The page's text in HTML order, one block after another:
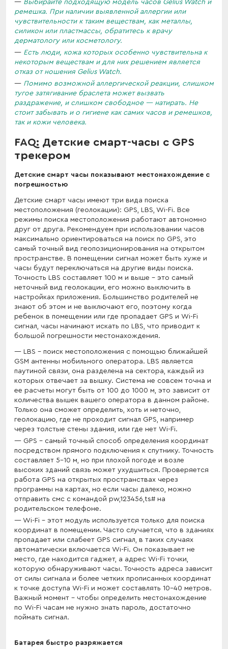
Выбирайте подходящую модель часов Gelius Watch и
ремешка. При наличии выявленной аллергии или
чувствительности к таким веществам, как металлы,
силикон или пластмассы, обратитесь к врачу
дерматологу или косметологу.
Есть люди, кожа которых особенно чувствительна к
некоторым веществам и для них решением является
отказ от ношения Gelius Watch.
Помимо возможной аллергической реакции, слишком
тугое затягивание браслета может вызвать
раздражение, и слишком свободное — натирать. Не
стоит забывать и о гигиене как самих часов и ремешков,
так и кожи человека.
FAQ: Детские смарт-часы с GPS
трекером
Детские смарт часы показывают местонахождение с
погрешностью
Детские смарт часы имеют три вида поиска
местоположения (геолокации): GPS, LBS, Wi-Fi. Все
режимы поиска местоположения работают автономно
друг от друга. Рекомендуем при использовании часов
максимально ориентироваться на поиск по GPS, это
самый точный вид геопозиционирования на открытом
пространстве. В помещении сигнал может быть хуже и
часы будут переключаться на другие виды поиска.
Точность LBS составляет 100 м и выше - это самый
неточный вид геолокации, его можно выключить в
настройках приложения. Большинство родителей не
знают об этом и не выключают его, поэтому когда
ребенок в помещении или где пропадает GPS и Wi-Fi
сигнал, часы начинают искать по LBS, что приводит к
большой погрешности местонахождения.
LBS - поиск местоположения с помощью ближайшей
GSM антенны мобильного оператора. LBS является
паутиной связи, она разделена на сектора, каждый из
которых отвечает за вышку. Система не совсем точна и
ее расчеты могут быть от 100 до 1000 м, это зависит от
количества вышек вашего оператора в данном районе.
Только она сможет определить, хоть и неточно,
геолокацию, где не проходит сигнал GPS, например
через толстые стены здания, или где нет Wi-Fi.
GPS - самый точный способ определения координат
посредством прямого подключения к спутнику. Точность
составляет 5-10 м, но при плохой погоде и возле
высоких зданий связь может ухудшиться. Проверяется
работа GPS на открытых пространствах через
программы на картах, но если часы далеко, можно
отправить смс с командой pw,123456,ts# на
родительском телефоне.
Wi-Fi - этот модуль используется только для поиска
координат в помещении. Часто случается, что в зданиях
пропадает или слабеет GPS сигнал, в таких случаях
автоматически включается Wi-Fi. Он показывает не
место, где находится гаджет, а адрес Wi-Fi точки,
которую обнаруживают часы. Точность адреса зависит
от силы сигнала и более четких прописанных координат
к точке доступа Wi-Fi и может составлять 10-40 метров.
Важный момент - чтобы определить местонахождение
по Wi-Fi часам не нужно знать пароль, достаточно
поймать сигнал.
Батарея быстро разряжается